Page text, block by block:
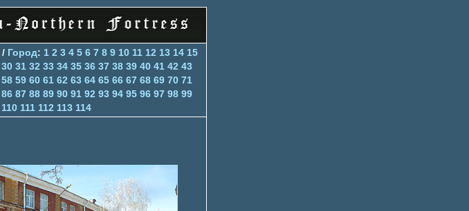
/ Город: 1 2 3 4 5 6 7 8 9 10 11 12 13 14 15
30 31 32 33 34 35 36 37 38 39 40 41 42 43
58 59 60 61 62 63 64 65 66 67 68 69 70 71
86 87 88 89 90 91 92 93 94 95 96 97 98 99
110 111 112 113 114